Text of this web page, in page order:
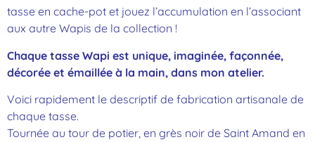
tasse en cache-pot et jouez l’accumulation en l’associant
aux autre Wapis de la collection !
Chaque tasse Wapi est unique, imaginée, façonnée,
décorée et émaillée à la main, dans mon atelier.
Voici rapidement le descriptif de fabrication artisanale de
chaque tasse.
Tournée au tour de potier, en grès noir de Saint Amand en